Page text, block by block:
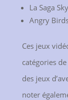
La Saga
Angry
Ces jeux
catégories
des jeux
noter